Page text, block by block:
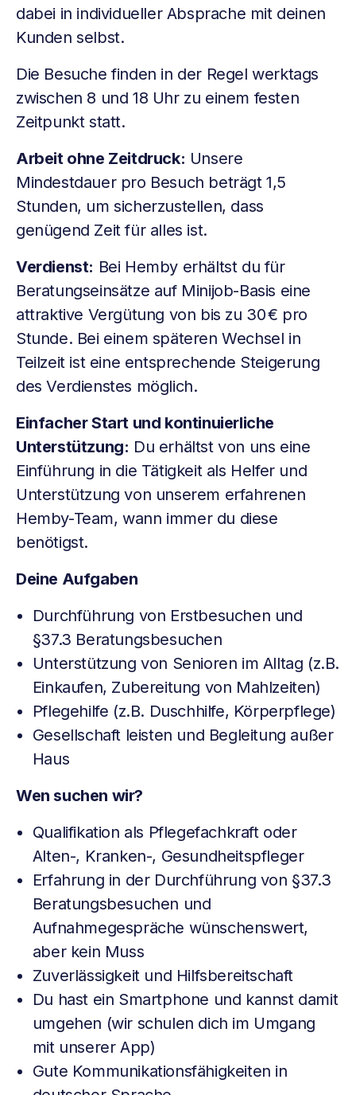
dabei in individueller Absprache mit deinen
Kunden selbst.
Die Besuche finden in der Regel werktags
zwischen 8 und 18 Uhr zu einem festen
Zeitpunkt statt.
Arbeit ohne Zeitdruck: Unsere
Mindestdauer pro Besuch beträgt 1,5
Stunden, um sicherzustellen, dass
genügend Zeit für alles ist.
Verdienst: Bei Hemby erhältst du für
Beratungseinsätze auf Minijob-Basis eine
attraktive Vergütung von bis zu 30 € pro
Stunde. Bei einem späteren Wechsel in
Teilzeit ist eine entsprechende Steigerung
des Verdienstes möglich.
Einfacher Start und kontinuierliche
Unterstützung: Du erhältst von uns eine
Einführung in die Tätigkeit als Helfer und
Unterstützung von unserem erfahrenen
Hemby-Team, wann immer du diese
benötigst.
Deine Aufgaben
Durchführung von Erstbesuchen und
§37.3 Beratungsbesuchen
Unterstützung von Senioren im Alltag (z.B.
Einkaufen, Zubereitung von Mahlzeiten)
Pflegehilfe (z.B. Duschhilfe, Körperpflege)
Gesellschaft leisten und Begleitung außer
Haus
Wen suchen wir?
Qualifikation als Pflegefachkraft oder
Alten-, Kranken-, Gesundheitspfleger
Erfahrung in der Durchführung von §37.3
Beratungsbesuchen und
Aufnahmegespräche wünschenswert,
aber kein Muss
Zuverlässigkeit und Hilfsbereitschaft
Du hast ein Smartphone und kannst damit
umgehen (wir schulen dich im Umgang
mit unserer App)
Gute Kommunikationsfähigkeiten in